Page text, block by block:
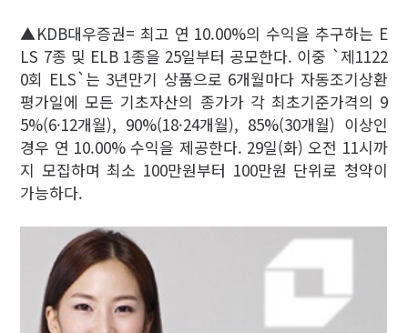
▲KDB대우증권= 최고 연 10.00%의 수익을 추구하는 E
LS 7종 및 ELB 1종을 25일부터 공모한다. 이중 `제1122
0회 ELS`는 3년만기 상품으로 6개월마다 자동조기상환
평가일에 모든 기초자산의 종가가 각 최초기준가격의 9
5%(6·12개월), 90%(18·24개월), 85%(30개월) 이상인
경우 연 10.00% 수익을 제공한다. 29일(화) 오전 11시까
지 모집하며 최소 100만원부터 100만원 단위로 청약이
가능하다.